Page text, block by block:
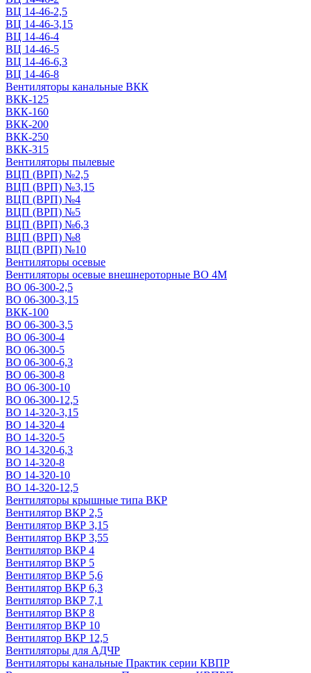
ВЦ 14-46-2,5
ВЦ 14-46-3,15
ВЦ 14-46-4
ВЦ 14-46-5
ВЦ 14-46-6,3
ВЦ 14-46-8
Вентиляторы канальные ВКК
ВКК-125
ВКК-160
ВКК-200
ВКК-250
ВКК-315
Вентиляторы пылевые
ВЦП (ВРП) №2,5
ВЦП (ВРП) №3,15
ВЦП (ВРП) №4
ВЦП (ВРП) №5
ВЦП (ВРП) №6,3
ВЦП (ВРП) №8
ВЦП (ВРП) №10
Вентиляторы осевые
Вентиляторы осевые внешнероторные ВО 4М
ВО 06-300-2,5
ВО 06-300-3,15
ВКК-100
ВО 06-300-3,5
ВО 06-300-4
ВО 06-300-5
ВО 06-300-6,3
ВО 06-300-8
ВО 06-300-10
ВО 06-300-12,5
ВО 14-320-3,15
ВО 14-320-4
ВО 14-320-5
ВО 14-320-6,3
ВО 14-320-8
ВО 14-320-10
ВО 14-320-12,5
Вентиляторы крышные типа ВКР
Вентилятор ВКР 2,5
Вентилятор ВКР 3,15
Вентилятор ВКР 3,55
Вентилятор ВКР 4
Вентилятор ВКР 5
Вентилятор ВКР 5,6
Вентилятор ВКР 6,3
Вентилятор ВКР 7,1
Вентилятор ВКР 8
Вентилятор ВКР 10
Вентилятор ВКР 12,5
Вентиляторы для АДЧР
Вентиляторы канальные Практик серии КВПР